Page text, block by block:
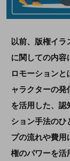
以前、版権イ
に関しての内容
ロモーション
ャラクターの発
を活用した、認
ション手法のひ
プの流れや費用
権のパワーを活